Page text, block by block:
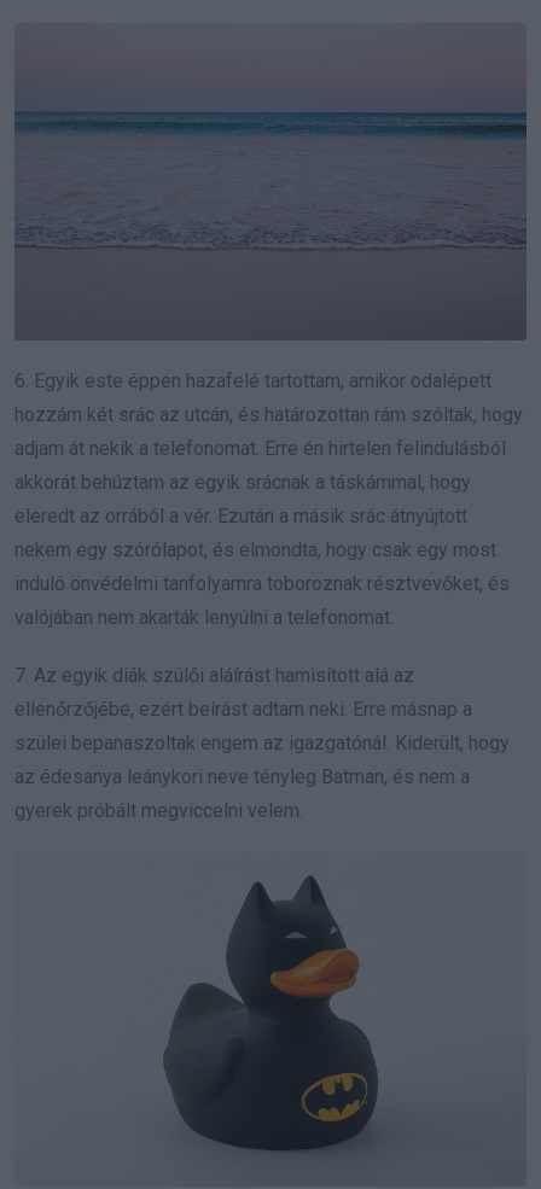
6. Egyik este éppen hazafelé tartottam, amikor odalépett
hozzám két srác az utcán, és határozottan rám szóltak, hogy
adjam át nekik a telefonomat. Erre én hirtelen felindulásból
akkorát behúztam az egyik srácnak a táskámmal, hogy
eleredt az orrából a vér. Ezután a másik srác átnyújtott
nekem egy szórólapot, és elmondta, hogy csak egy most
induló önvédelmi tanfolyamra toboroznak résztvevőket, és
valójában nem akarták lenyúlni a telefonomat.
7. Az egyik diák szülői aláírást hamisított alá az
ellenőrzőjébe, ezért beírást adtam neki. Erre másnap a
szülei bepanaszoltak engem az igazgatónál. Kiderült, hogy
az édesanya leánykori neve tényleg Batman, és nem a
gyerek próbált megviccelni velem.